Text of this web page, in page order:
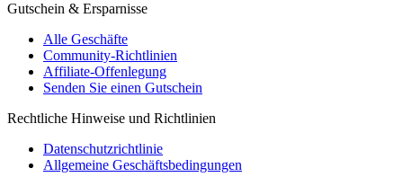
Gutschein & Ersparnisse
Alle Geschäfte
Community-Richtlinien
Affiliate-Offenlegung
Senden Sie einen Gutschein
Rechtliche Hinweise und Richtlinien
Datenschutzrichtlinie
Allgemeine Geschäftsbedingungen